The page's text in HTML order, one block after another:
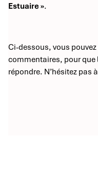
Estuaire ».
Ci-dessous, vous
commentaires, pour
répondre. N’hésitez pas